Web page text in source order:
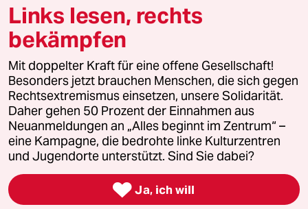
© 2026 taz Verlags und Vertriebs GmbH
Alle Rechte vorbehalten. Bei rechtlichen Fragen oder für Genehmigungen
wenden Sie sich bitte an
lizenzen@taz.de
Feedback Redaktionsstatut Kommune-Richtlinien
Leitlinie Informant Datenschutz Impressum AGB
Seitenwende Einwilligungen widerrufen (Ads)
Links lesen, rechts
bekämpfen
Mit doppelter Kraft für eine offene Gesellschaft!
Besonders jetzt brauchen Menschen, die sich gegen
Rechtsextremismus einsetzen, unsere Solidarität.
Daher gehen 50 Prozent der Einnahmen aus
Neuanmeldungen an „Alles beginnt im Zentrum“ –
eine Kampagne, die bedrohte linke Kulturzentren
und Jugendorte unterstützt. Sind Sie dabei?
 Ja, ich will